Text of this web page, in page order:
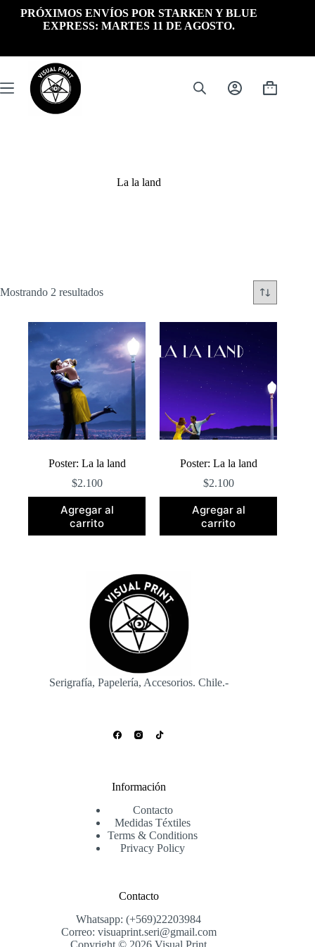
PRÓXIMOS ENVÍOS POR STARKEN Y BLUE
EXPRESS: MARTES 11 DE AGOSTO.
Carrito
La la land
Mostrando 2 resultadosOrdenado
Poster: La la land
$2.100
Agregar al
carrito
Poster: La la land
$2.100
Agregar al
carrito
Serigrafía, Papelería, Accesorios. Chile.-
Información
Contacto
Medidas Téxtiles
Terms & Conditions
Privacy Policy
Contacto
Whatsapp: (+569)22203984
Correo: visuaprint.seri@gmail.com
Copyright © 2026 Visual Print